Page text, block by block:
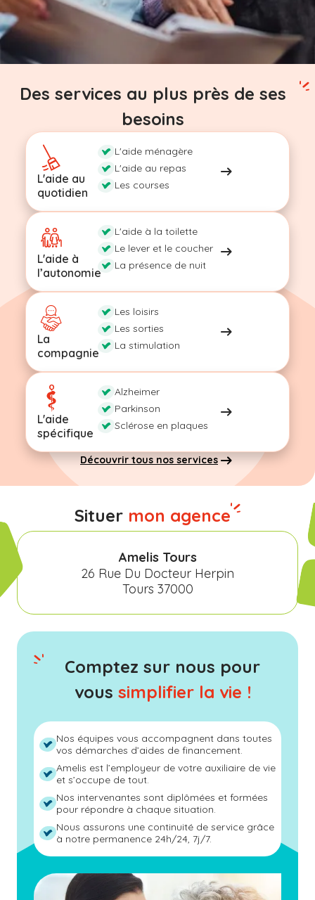
Des services au plus près de ses
besoins
L'aide au
quotidien
L'aide ménagère
L'aide au repas
Les courses
L'aide à
l’autonomie
L'aide à la toilette
Le lever et le coucher
La présence de nuit
La
compagnie
Les loisirs
Les sorties
La stimulation
L'aide
spécifique
Alzheimer
Parkinson
Sclérose en plaques
Découvrir tous nos services
Situer mon agence
Amelis Tours
26 Rue Du Docteur Herpin
Tours 37000
Comptez sur nous pour
vous simplifier la vie !
Nos équipes vous accompagnent dans toutes
vos démarches d’aides de financement.
Amelis est l’employeur de votre auxiliaire de vie
et s’occupe de tout.
Nos intervenantes sont diplômées et formées
pour répondre à chaque situation.
Nous assurons une continuité de service grâce
à notre permanence 24h/24, 7j/7.